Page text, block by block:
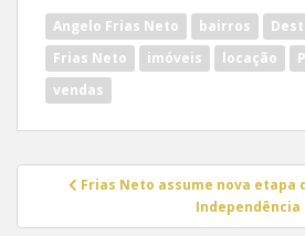
Angelo Frias Neto bairros
Frias Neto
imóveis locação
vendas
Navegação
Frias Neto assume nova etapa
Independência